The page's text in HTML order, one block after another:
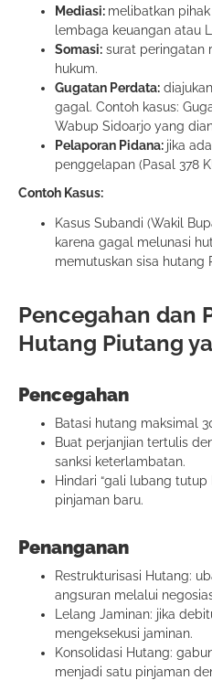
Mediasi: melibatkan
lembaga keuangan atau
Somasi: surat peringatan
hukum.
Gugatan Perdata:
gagal. Contoh kasus:
Wabup Sidoarjo yang
Pelaporan Pidana: jika
penggelapan (Pasal 378
Contoh Kasus:
Kasus Subandi (Wakil
karena gagal melunasi
memutuskan sisa hutang
Pencegahan dan
Hutang Piutang
Pencegahan
Batasi hutang maksimal
Buat perjanjian tertulis
sanksi keterlambatan.
Hindari “gali lubang
pinjaman baru.
Penanganan
Restrukturisasi Hutang:
angsuran melalui
Lelang Jaminan: jika
mengeksekusi jaminan.
Konsolidasi Hutang:
menjadi satu pinjaman